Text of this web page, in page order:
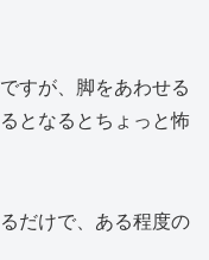
すが、脚をあわせる
となるとちょっと怖
だけで、ある程度の